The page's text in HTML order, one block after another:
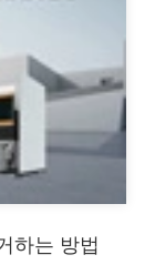
하는 방법